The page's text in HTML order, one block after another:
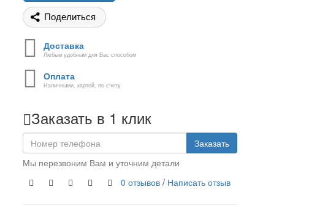
Поделиться
Доставка
Любым удобным для Вас способом
Оплата
Наличными, картой, по счету
Заказать в 1 клик
Заказать
Мы перезвоним Вам и уточним детали
0 отзывов / Написать отзыв